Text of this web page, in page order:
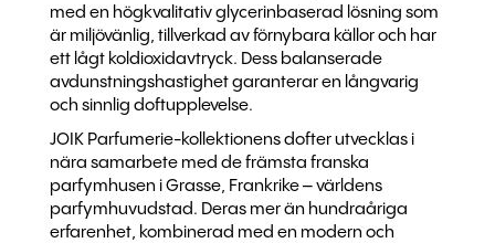
med en högkvalitativ glycerinbaserad lösning som
är miljövänlig, tillverkad av förnybara källor och har
ett lågt koldioxidavtryck. Dess balanserade
avdunstningshastighet garanterar en långvarig
och sinnlig doftupplevelse.
JOIK Parfumerie-kollektionens dofter utvecklas i
nära samarbete med de främsta franska
parfymhusen i Grasse, Frankrike – världens
parfymhuvudstad. Deras mer än hundraåriga
erfarenhet, kombinerad med en modern och